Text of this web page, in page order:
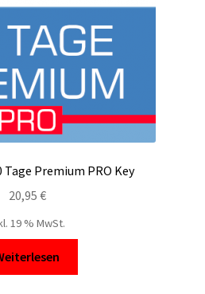
Tage Premium PRO Key
20,95 €
19 % MwSt.